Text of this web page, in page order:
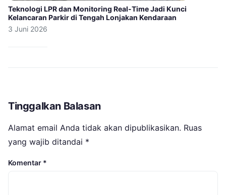
Teknologi LPR dan Monitoring Real-Time Jadi Kunci
Kelancaran Parkir di Tengah Lonjakan Kendaraan
3 Juni 2026
Tinggalkan Balasan
Alamat email Anda tidak akan dipublikasikan. Ruas
yang wajib ditandai *
Komentar *